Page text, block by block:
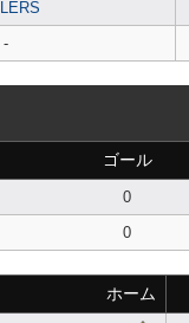
-
ゴール
0
0
ホーム